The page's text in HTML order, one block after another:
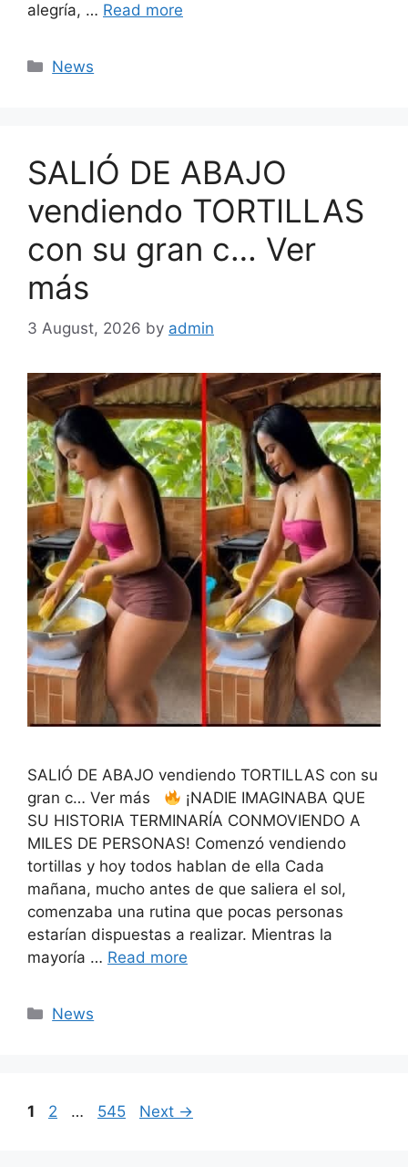
alegría, … Read more
Categories
News
SALIÓ DE ABAJO
vendiendo TORTILLAS
con su gran c… Ver
más
3 August, 2026 by admin
SALIÓ DE ABAJO vendiendo TORTILLAS con su
gran c… Ver más
¡NADIE IMAGINABA QUE
SU HISTORIA TERMINARÍA CONMOVIENDO A
MILES DE PERSONAS! Comenzó vendiendo
tortillas y hoy todos hablan de ella Cada
mañana, mucho antes de que saliera el sol,
comenzaba una rutina que pocas personas
estarían dispuestas a realizar. Mientras la
mayoría … Read more
Categories
News
Page
1 Page
2 … Page
545 Next →